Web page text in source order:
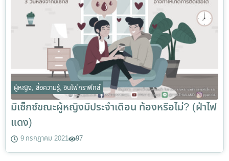
ผู้หญิง, สื่อความรู้,อินโฟกราฟิกส์
มีเซ็กซ์ขณะผู้หญิงมีประจำเดือน ท้องหรือไม่? (ฝ่าไฟ
แดง)
9 กรกฎาคม 2021 97